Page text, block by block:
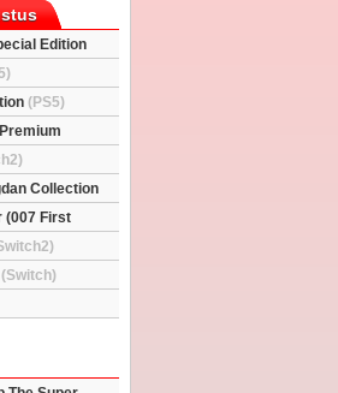
Edition
(PS5)
Collection
(007 First
(Switch)